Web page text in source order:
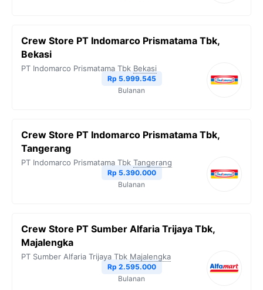
Crew Store PT Indomarco Prismatama Tbk,
Bekasi
PT Indomarco Prismatama Tbk Bekasi
Rp 5.999.545
Bulanan
Crew Store PT Indomarco Prismatama Tbk,
Tangerang
PT Indomarco Prismatama Tbk Tangerang
Rp 5.390.000
Bulanan
Crew Store PT Sumber Alfaria Trijaya Tbk,
Majalengka
PT Sumber Alfaria Trijaya Tbk Majalengka
Rp 2.595.000
Bulanan